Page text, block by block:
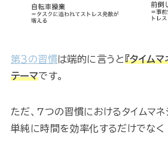
第３の習慣は端的に言うと『タイム
テーマです。
ただ、7つの習慣におけるタイムマ
単純に時間を効率化するだけでなく